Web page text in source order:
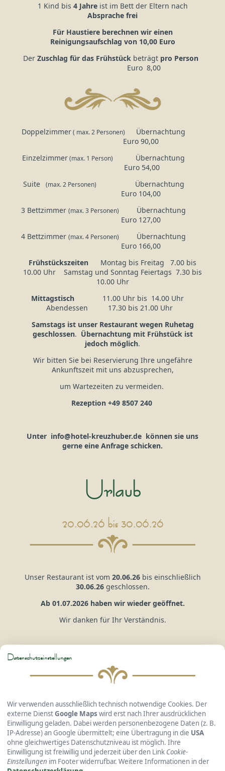
1 Kind bis 4 Jahreist im Bett der Eltern nach
Absprache frei
Für Haustiere berechnen wir einen
Reinigungsaufschlag von 10,00 Euro
Der Zuschlag für das Frühstück beträgt pro Person
Euro 8,00
Doppelzimmer( max. 2 Personen)
Übernachtung
Euro 90,00
Einzelzimmer(max. 1 Person)
Übernachtung
Euro 54,00
Suite
(max. 2 Personen)
Übernachtung
Euro 104,00
3 Bettzimmer (max. 3 Personen)
Übernachtung
Euro 127,00
4 Bettzimmer (max. 4 Personen)
Übernachtung
Euro 166,00
Frühstückszeiten
Montag bis Freitag 7.00 bis
10.00 Uhr Samstag und Sonntag Feiertags 7.30 bis
10.00 Uhr
Mittagstisch 11.00 Uhr bis 14.00 Uhr
Abendessen 17.30 bis 21.00 Uhr
Samstags ist unser Restaurant wegen Ruhetag
geschlossen. Übernachtung mit Frühstück ist
jedoch möglich.
Wir bitten Sie bei Reservierung Ihre ungefähre
Ankunftszeit mit uns abzusprechen,
um Wartezeiten zu vermeiden.
Rezeption +49 8507 240
Unter info@hotel-kreuzhuber.de können sie uns
gerne eine Anfrage schicken.
Urlaub
20.06.26 bis 30.06.26
Unser Restaurant ist vom 20.06.26 bis einschließlich
30.06.26geschlossen.
Ab 01.07.2026 haben wir wieder geöffnet.
Wir danken für Ihr Verständnis.
Hotel Gasthof Kreuzhuber
GmbH & Co. KG
Passauer Straße 36 • 94127 Neuburg a. Inn
Telefon: +49 8507 240 • Fax: +49 8507 415
E-Mail:info@hotel-kreuzhuber.de
Datenschutzeinstellungen
Wir verwenden ausschließlich technisch notwendige Cookies. Der
externe DienstGoogle Maps wird erst nach Ihrer ausdrücklichen
Einwilligung geladen. Dabei werden personenbezogene Daten (z. B.
IP-Adresse) an Google übermittelt; eine Übertragung in die USA
ohne gleichwertiges Datenschutzniveau ist möglich. Ihre
Einwilligung ist freiwillig und jederzeit über den Link Cookie-
Einstellungen im Footer widerrufbar. Weitere Informationen in der